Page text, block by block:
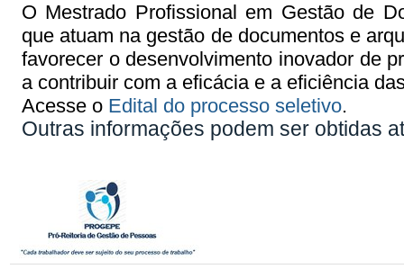
O Mestrado Profissional em Gestão de
que atuam na gestão de documentos e
favorecer o desenvolvimento inovador de
a contribuir com a eficácia e a eficiência
Acesse o Edital do processo seletivo.
Outras informações podem ser obtidas